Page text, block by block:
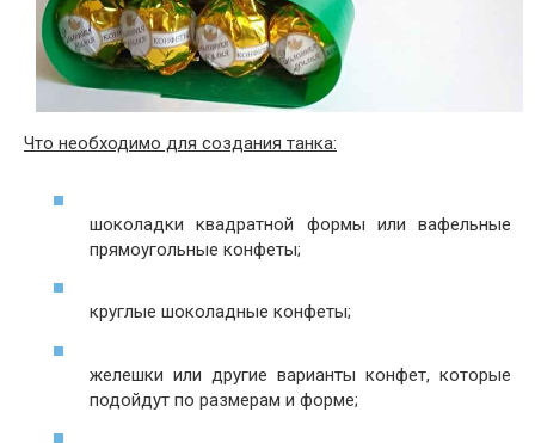
Что необходимо для создания танка:
шоколадки квадратной формы или вафельные
прямоугольные конфеты;
круглые шоколадные конфеты;
желешки или другие варианты конфет, которые
подойдут по размерам и форме;